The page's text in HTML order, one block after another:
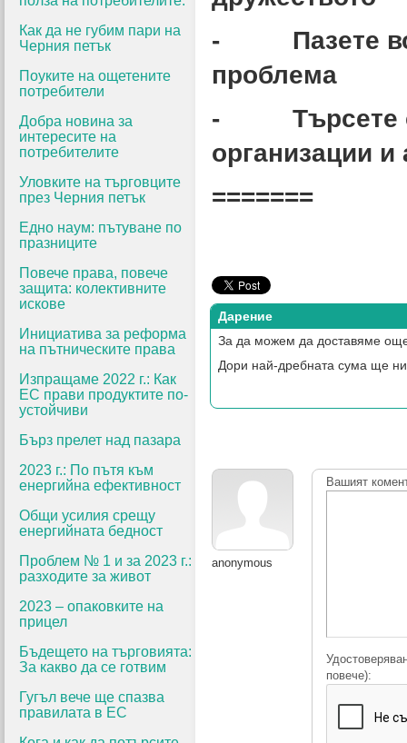
Как да не губим пари на
Черния петък
Поуките на ощетените
потребители
Добра новина за
интересите на
потребителите
Уловките на търговците
през Черния петък
Едно наум: пътуване по
празниците
Повече права, повече
защита: колективните
искове
Инициатива за реформа
на пътническите права
Изпращаме 2022 г.: Как
ЕС прави продуктите по-
устойчиви
Бърз прелет над пазара
2023 г.: По пътя към
енергийна ефективност
Общи усилия срещу
енергийната бедност
Проблем № 1 и за 2023 г.:
разходите за живот
2023 – опаковките на
прицел
Бъдещето на търговията:
За какво да се готвим
Гугъл вече ще спазва
правилата в ЕС
- Пазете
проблема
- Търсете
организации
=======
Дарение
За да можем да доставяме
Дори най-дребната сума ще
anonymous
Вашият
повече):